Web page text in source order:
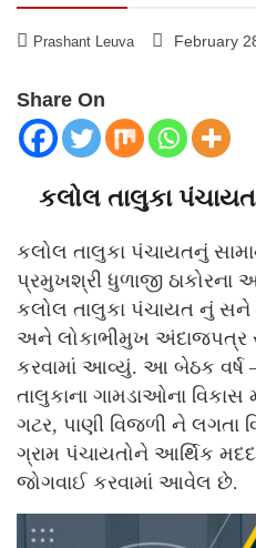
Prashant Leuva February
Share On
કલોલ તાલુકા
કલોલ તાલુકા પંચાયતનું
પ્રમુખશ્રી ધુળાજી ઠાકોરના
કલોલ તાલુકા પંચાયત નું સને
અને લોકાભીમુખ અંદાજપત્ર
કરવામાં આવ્યું. આ બેઠક વર્ષ
તાલુકાના ગામડાઓના વિકાસ
ગટર, પાણી વિજળી ને લગતા
ગ્રામ પંચાયતોને આર્થિક
જોગવાઈ કરવામાં આવેલ છે.